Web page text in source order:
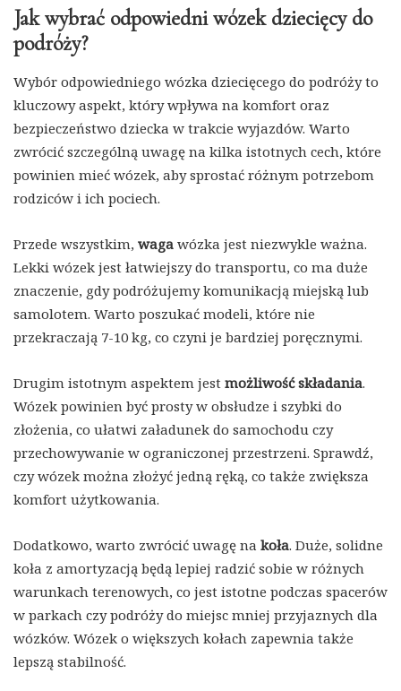
Jak wybrać odpowiedni wózek dziecięcy do
podróży?
Wybór odpowiedniego wózka dziecięcego do podróży to
kluczowy aspekt, który wpływa na komfort oraz
bezpieczeństwo dziecka w trakcie wyjazdów. Warto
zwrócić szczególną uwagę na kilka istotnych cech, które
powinien mieć wózek, aby sprostać różnym potrzebom
rodziców i ich pociech.
Przede wszystkim, waga wózka jest niezwykle ważna.
Lekki wózek jest łatwiejszy do transportu, co ma duże
znaczenie, gdy podróżujemy komunikacją miejską lub
samolotem. Warto poszukać modeli, które nie
przekraczają 7-10 kg, co czyni je bardziej poręcznymi.
Drugim istotnym aspektem jest możliwość składania.
Wózek powinien być prosty w obsłudze i szybki do
złożenia, co ułatwi załadunek do samochodu czy
przechowywanie w ograniczonej przestrzeni. Sprawdź,
czy wózek można złożyć jedną ręką, co także zwiększa
komfort użytkowania.
Dodatkowo, warto zwrócić uwagę na koła. Duże, solidne
koła z amortyzacją będą lepiej radzić sobie w różnych
warunkach terenowych, co jest istotne podczas spacerów
w parkach czy podróży do miejsc mniej przyjaznych dla
wózków. Wózek o większych kołach zapewnia także
lepszą stabilność.